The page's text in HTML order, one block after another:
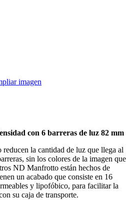
imagen
con 6 barreras de luz 82 mm
la cantidad de luz que llega al
sin los colores de la imagen que
ND Manfrotto están hechos de
un acabado que consiste en 16
y lipofóbico, para facilitar la
su caja de transporte.